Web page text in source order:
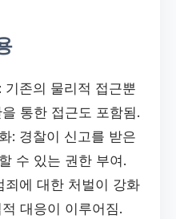
기존의 물리적 접근뿐
통한 접근도 포함됨.
: 경찰이 신고를 받은
수 있는 권한 부여.
죄에 대한 처벌이 강화
대응이 이루어짐.